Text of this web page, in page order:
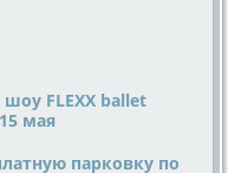
FLEXX ballet
мая
парковку по